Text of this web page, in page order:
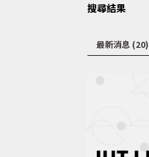
搜尋結果
最新消息 (20)